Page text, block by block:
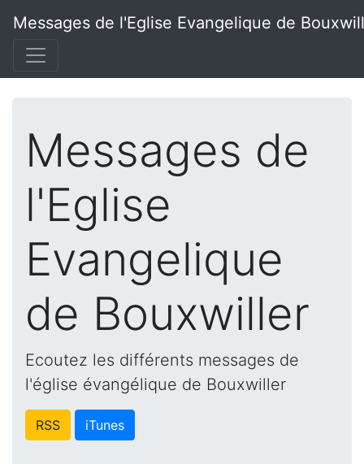
Messages de l'Eglise Evangelique de
Messages de
l'Eglise
Evangelique
de Bouxwiller
Ecoutez les différents messages de
l'église évangélique de Bouxwiller
RSS iTunes